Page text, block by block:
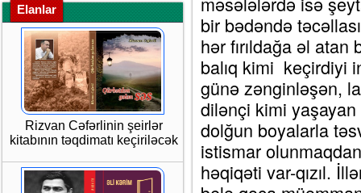
Elanlar
Rizvan Cəfərlinin şeirlər
kitabının təqdimatı keçiriləcək
bir bədəndə
hər fırıldağa əl
balıq kimi keçirdiyi
günə zənginləşən,
dilənçi kimi
dolğun boyalarla
istismar
həqiqəti var-qızıl.